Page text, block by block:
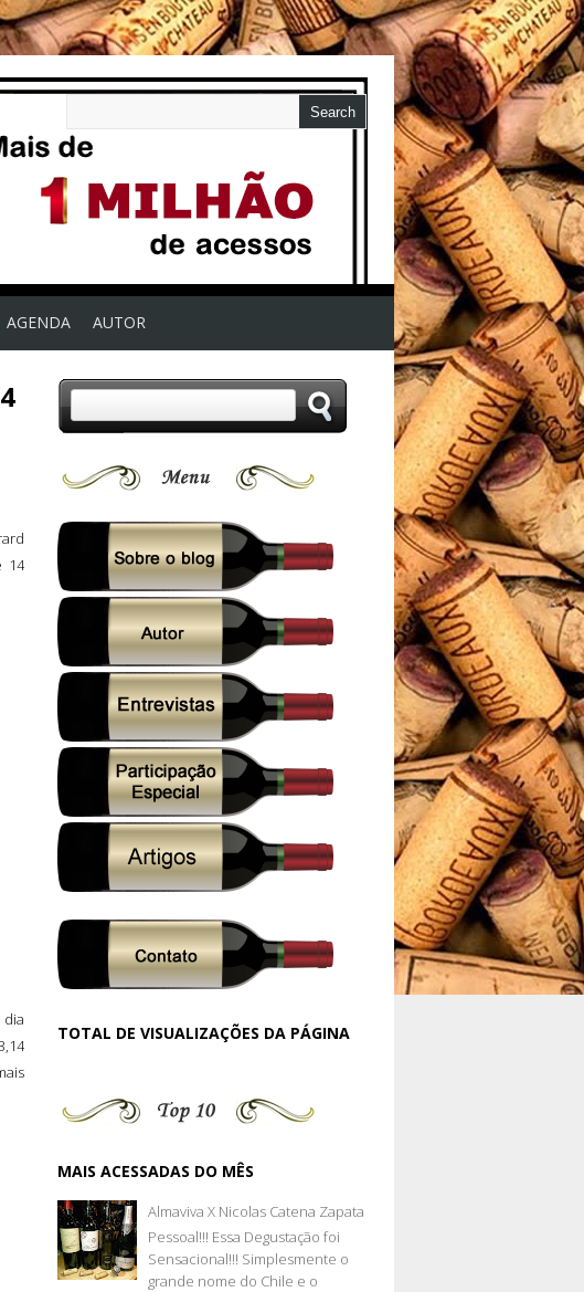
AGENDA AUTOR
14
TOTAL DE VISUALIZAÇÕES DA PÁGINA
MAIS ACESSADAS DO MÊS
Almaviva X Nicolas Catena Zapata
Pessoal!!! Essa Degustação foi
Sensacional!!! Simplesmente o
grande nome do Chile e o